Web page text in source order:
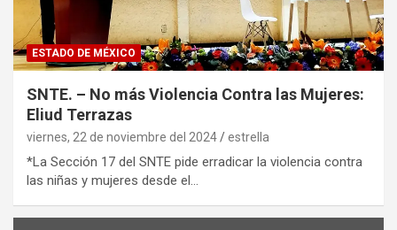
ESTADO DE MÉXICO
SNTE. – No más Violencia Contra las Mujeres:
Eliud Terrazas
viernes, 22 de noviembre del 2024 estrella
*La Sección 17 del SNTE pide erradicar la violencia contra
las niñas y mujeres desde el…